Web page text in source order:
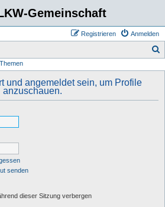
Gemeinschaft
Anmelden
Registrieren
und angemeldet sein, um Profile
anzuschauen.
senden
dieser Sitzung verbergen